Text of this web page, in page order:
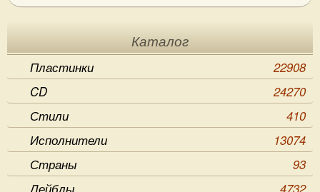
Каталог
Пластинки
22908
CD
24270
Стили
410
Исполнители
13074
Страны
93
Лейблы
4732